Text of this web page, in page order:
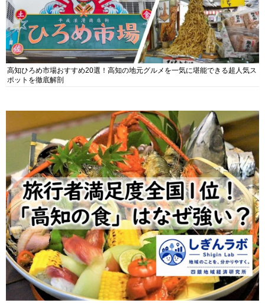
高知ひろめ市場おすすめ20選！高知の地元グルメを一気に堪能できる超人気ス
ポットを徹底解剖